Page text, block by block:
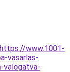
https://www.1001-
vasarlas-
valogatva-